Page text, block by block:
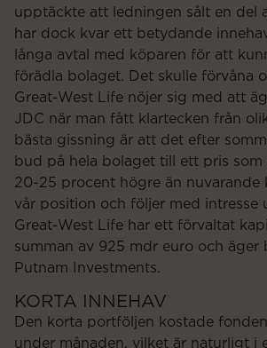
upptäckte att ledningen sålt en del
har dock kvar ett betydande
långa avtal med köparen för att
förädla bolaget. Det skulle förvåna
Great-West Life nöjer sig med att
JDC när man fått klartecken från
bästa gissning är att det efter
bud på hela bolaget till ett pris som
20-25 procent högre än nuvarande
vår position och följer med intresse
Great-West Life har ett förvaltat
summan av 925 mdr euro och äger
Putnam Investments.
KORTA INNEHAV
Den korta portföljen kostade
under månaden, vilket är naturligt i